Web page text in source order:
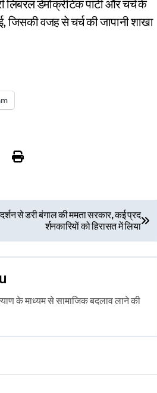
लिबरल डेमोक्रेटिक पार्टी और चर्च के
जिसकी वजह से चर्च की जापानी शाखा
से डरी बंगाल की ममता सरकार, कई प्रद
र्शनकारियों को हिरासत में लिया
के माध्यम से सामाजिक बदलाव लाने की